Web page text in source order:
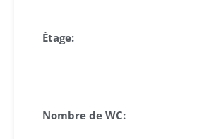
Étage:
Nombre de WC: